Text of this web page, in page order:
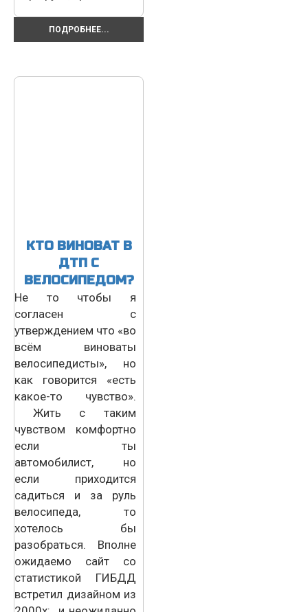
ПОДРОБНЕЕ...
КТО ВИНОВАТ В
ДТП С
ВЕЛОСИПЕДОМ?
Не то чтобы я
согласен с
утверждением что «во
всём виноваты
велосипедисты», но
как говорится «есть
какое-то чувство».
Жить с таким
чувством комфортно
если ты
автомобилист, но
если приходится
садиться и за руль
велосипеда, то
хотелось бы
разобраться. Вполне
ожидаемо сайт со
статистикой ГИБДД
встретил дизайном из